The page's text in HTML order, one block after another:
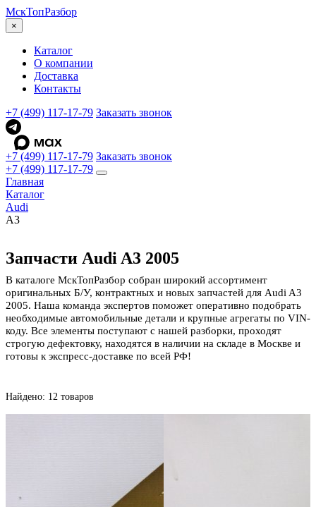
МскТопРазбор
×
Каталог
О компании
Доставка
Контакты
+7 (499) 117-17-79 Заказать звонок
+7 (499) 117-17-79 Заказать звонок
+7 (499) 117-17-79
Главная
Каталог
Audi
A3
Запчасти Audi A3 2005
В каталоге МскТопРазбор собран широкий ассортимент
оригинальных Б/У, контрактных и новых запчастей для Audi A3
2005. Наша команда экспертов поможет оперативно подобрать
необходимые автомобильные детали и крупные агрегаты по VIN-
коду. Все элементы поступают с нашей разборки, проходят
строгую дефектовку, находятся в наличии на складе в Москве и
готовы к экспресс-доставке по всей РФ!
Найдено: 12 товаров